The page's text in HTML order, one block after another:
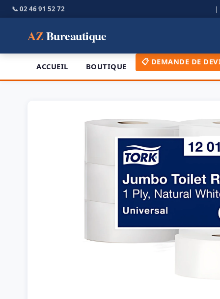
📞 02 46 91 52 72
AZBureautique
ACCUEIL BOUTIQUE 📋 DEMANDE DE